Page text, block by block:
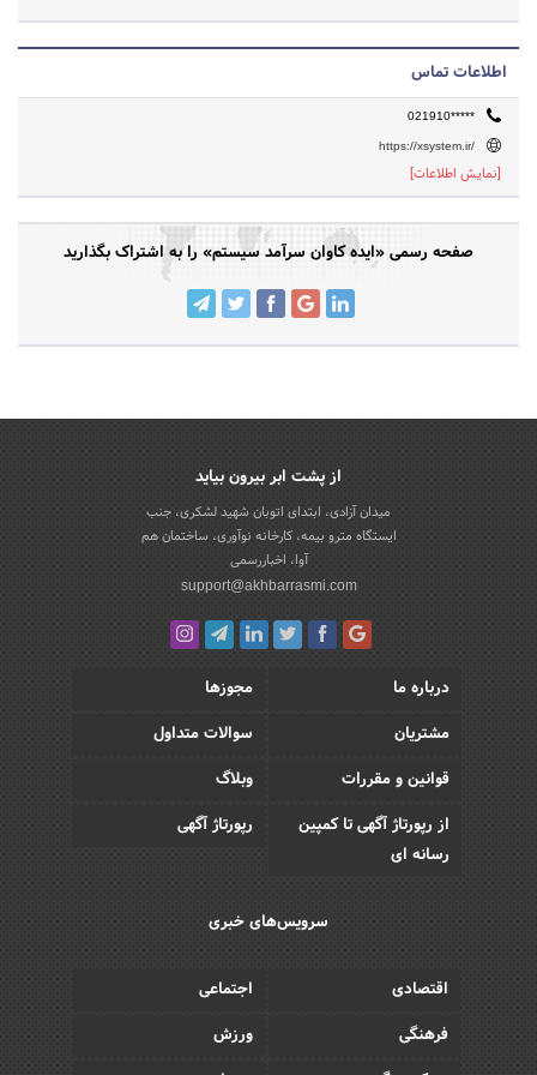
اطلاعات تماس
021910*****
https://xsystem.ir/
[نمایش اطلاعات]
صفحه رسمی «ایده کاوان سرآمد سیستم» را به اشتراک بگذارید
از پشت ابر بیرون بیاید
میدان آزادی، ابتدای اتوبان شهید لشکری، جنب
ایستگاه مترو بیمه، کارخانه نوآوری، ساختمان هم
آوا، اخباررسمی
support@akhbarrasmi.com
درباره ما
مجوزها
مشتریان
سوالات متداول
قوانین و مقررات
وبلاگ
از رپورتاژ آگهی تا کمپین
رسانه ای
رپورتاژ آگهی
سرویس‌های خبری
اقتصادی
اجتماعی
فرهنگی
ورزش